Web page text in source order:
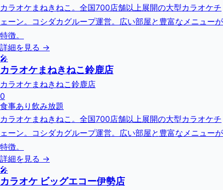
カラオケまねきねこ。全国700店舗以上展開の大型カラオケチ
ェーン。コシダカグループ運営。広い部屋と豊富なメニューが
特徴。
詳細を見る →
🎤
カラオケまねきねこ鈴鹿店
カラオケまねきねこ鈴鹿店
0
食事あり 飲み放題
カラオケまねきねこ。全国700店舗以上展開の大型カラオケチ
ェーン。コシダカグループ運営。広い部屋と豊富なメニューが
特徴。
詳細を見る →
🎤
カラオケ ビッグエコー伊勢店